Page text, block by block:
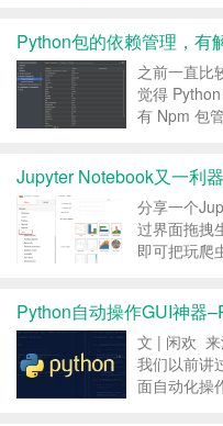
字...
Python包的依赖管理，有
之前一直比
觉得
有 Npm 包
Jupyter Notebook又一利
分享一个
过界面拖拽
即可把玩爬
行，安装vi...
Python自动操作GUI神器
文 | 闲欢 来
我们以前讲
面自动化操